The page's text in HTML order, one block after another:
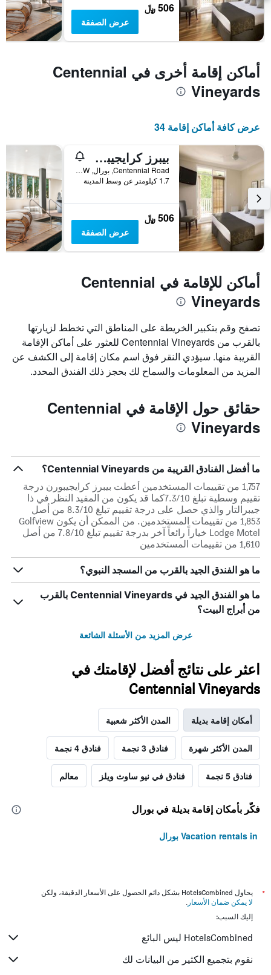
506 ﷼
عرض الصفقة
أماكن إقامة أخرى في Centennial
Vineyards
عرض كافة أماكن إقامة 34
بيبرز كرايجيبورن
Centennial Road, بورال, NSW, أستراليا
1.7 كيلومتر عن وسط المدينة
506 ﷼
عرض الصفقة
أماكن للإقامة في Centennial
Vineyards
تصفح وقم بتكبير الخريطة على المناطق التي تخطط لزيارتها
بالقرب من Centennial Vineyards للعثور على أماكن الإقامة
القريبة منها. سيؤدي النقر فوق اسم مكان إقامة إلى الكشف عن
المزيد من المعلومات والسماح لك بحجز ذلك الفندق المحدد.
حقائق حول الإقامة في Centennial
Vineyards
ما أفضل الفنادق القريبة من Centennial Vineyards؟
1,757 من تقييمات المستخدمين أعطت بيبرز كرايجيبورن درجة
تقييم وسطية تبلغ 7.3/10كما قد يكون من المفيد النظر في ذا
جيبرالتار والذي حصل على درجة تقييم تبلغ 8.3/10 من أصل
1,853 من تقييمات المستخدمين. من الممكن أن يكون Golfview
Lodge Motel خياراً رائعاً آخر بدرجة تقييم تبلغ 7.8/10 من أصل
1,610 من تقييمات المستخدمين
ما هو الفندق الجيد بالقرب من المسجد النبوي؟
ما هو الفندق الجيد في Centennial Vineyards بالقرب
من أبراج البيت؟
عرض المزيد من الأسئلة الشائعة
اعثر على نتائج أفضل لإقامتك في
Centennial Vineyards
أمكان إقامة بديلة المدن الأكثر شعبية
المدن الأكثر شهرة فنادق 3 نجمة فنادق 4 نجمة
فنادق 5 نجمة فنادق في نيو ساوث ويلز معالم
فكّر بأمكان إقامة بديلة في بورال
Vacation rentals in بورال
*
يحاول HotelsCombined بشكل دائم الحصول على الأسعار الدقيقة، ولكن
لا يمكن ضمان الأسعار .
إليك السبب:
HotelsCombined ليس البائع
نقوم بتجميع الكثير من البيانات لك